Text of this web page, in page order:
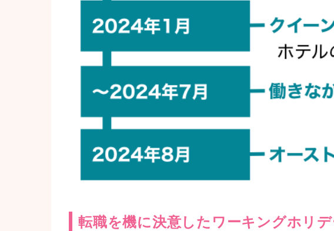
転職を機に決意したワーキングホリデ